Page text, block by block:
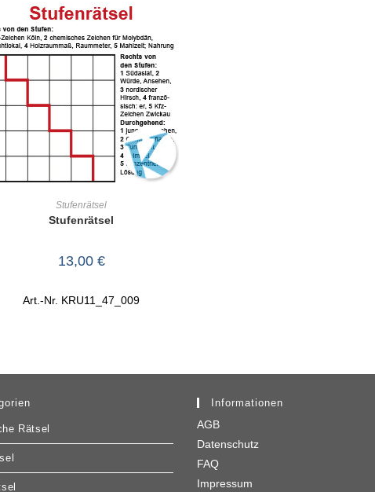
Stufenrätsel
Stufenrätsel
13,00 €
Art.-Nr. KRU11_47_009
Rätsel
Informationen
AGB
Datenschutz
FAQ
Impressum